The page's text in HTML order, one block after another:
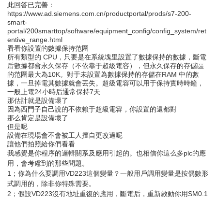
此回答已完善：
https://www.ad.siemens.com.cn/productportal/prods/s7-200-
smart-
portal/200smarttop/software/equipment_config/config_system/ret
entive_range.html
看看你設置的數據保持范圍
所有類型的 CPU，只要是在系統塊里設置了數據保持的數據，斷電
后數據都會永久保存（不依靠于超級電容），但永久保存的存儲區
的范圍最大為10K。對于未設置為數據保持的存儲在RAM 中的數
據，一旦掉電其數據就會丟失。超級電容可以用于保持實時時鐘，
一般上電24小時后通常保持7天
那估計就是設備壞了
因為西門子自己說的不依賴于超級電容，你設置的還都對
那么肯定是設備壞了
但是呢
設備在現場會不會被工人擅自更改過呢
讓他們拍照給你們看看
我感覺是你程序的邏輯關系及應用引起的。也相信你這么多plc的應
用，會考慮到的那些問題。
1；你為什么要調用VD223這個變量？一般用戶調用變量是按偶數形
式調用的，除非你特殊需要。
2；假設VD223沒有地址重復的應用，斷電后，重新啟動你用SM0.1